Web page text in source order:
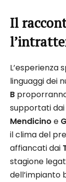
Il
linguaggi dei
B
supportati
Mendicino e
il clima del
affiancati dai
stagione
dell’impianto